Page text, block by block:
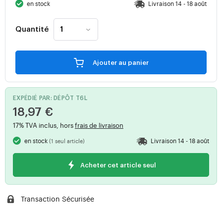
en stock Livraison 14 - 18 août
Quantité
Ajouter au panier
EXPÉDIÉ PAR: DÉPÔT T6L
18,97 €
17% TVA inclus, horsfrais de livraison
en stock(1 seul article) Livraison 14 - 18 août
Acheter cet article seul
Transaction Sécurisée